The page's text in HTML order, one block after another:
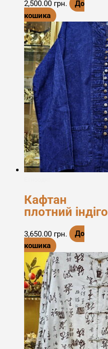
2,500.00 грн.
До
кошика
Кафтан
плотний індіго
3,650.00 грн.
До
кошика